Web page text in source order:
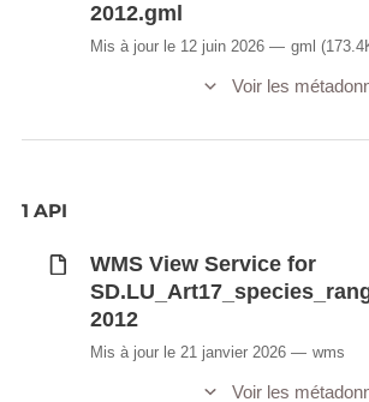
2012.gml
Mis à jour le 12 juin 2026 gml
Voir les
1 API
WMS View Service for
2012
Mis à jour le 21 janvier 2026 wms
Voir les